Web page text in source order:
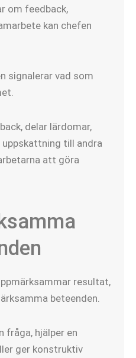
om feedback,
kan chefen
signalerar vad som
delar lärdomar,
till andra
att göra
resultat,
beteenden.
fråga, hjälper en
ger konstruktiv